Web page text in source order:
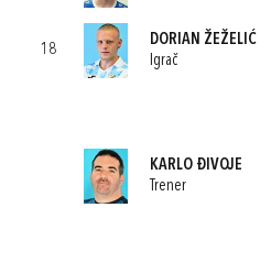
18
DORIAN ŽEŽELIĆ
Igrač
KARLO ĐIVOJE
Trener